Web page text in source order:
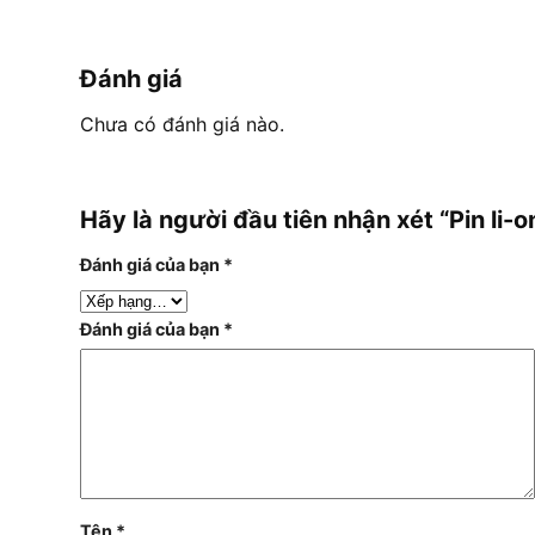
Đánh giá
Chưa có đánh giá nào.
Hãy là người đầu tiên nhận xét “Pin li-
Đánh giá của bạn *
Đánh giá của bạn *